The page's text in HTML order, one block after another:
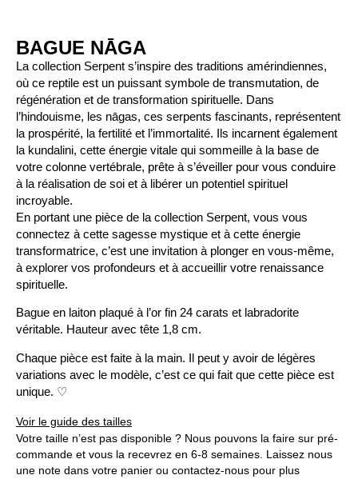
BAGUE NĀGA
La collection Serpent s’inspire des traditions amérindiennes,
où ce reptile est un puissant symbole de transmutation, de
régénération et de transformation spirituelle. Dans
l’hindouisme, les nāgas, ces serpents fascinants, représentent
la prospérité, la fertilité et l’immortalité. Ils incarnent également
la kundalini, cette énergie vitale qui sommeille à la base de
votre colonne vertébrale, prête à s’éveiller pour vous conduire
à la réalisation de soi et à libérer un potentiel spirituel
incroyable.
En portant une pièce de la collection Serpent, vous vous
connectez à cette sagesse mystique et à cette énergie
transformatrice, c’est une invitation à plonger en vous-même,
à explorer vos profondeurs et à accueillir votre renaissance
spirituelle.
Bague en laiton plaqué à l’or fin 24 carats et labradorite
véritable. Hauteur avec tête 1,8 cm.
Chaque pièce est faite à la main. Il peut y avoir de légères
variations avec le modèle, c’est ce qui fait que cette pièce est
unique. ♡
Voir le guide des tailles
Votre taille n’est pas disponible ? Nous pouvons la faire sur pré-
commande et vous la recevrez en 6-8 semaines. Laissez nous
une note dans votre panier ou contactez-nous pour plus